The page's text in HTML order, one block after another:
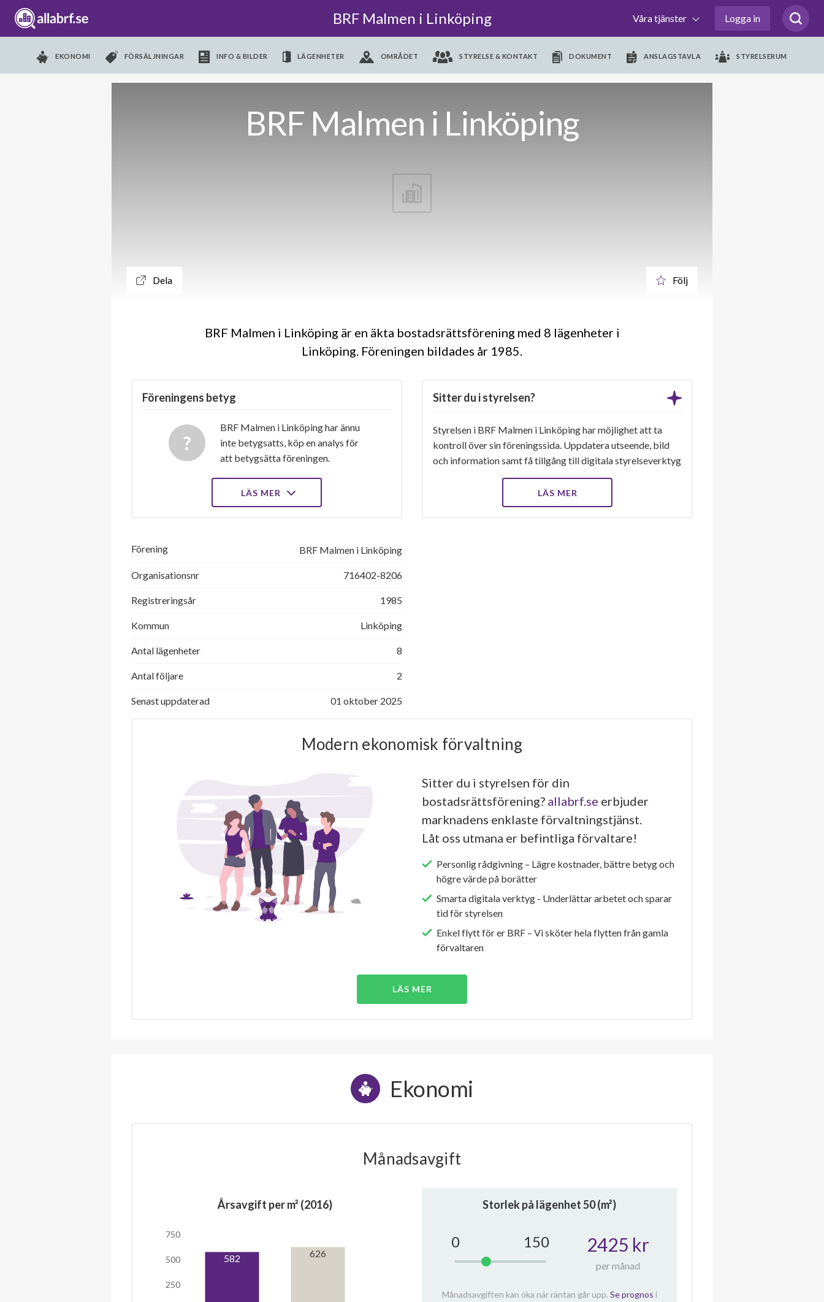
BRF Malmen i Linköping Våra tjänster Logga in
EKONOMI FÖRSÄLJNINGAR INFO & BILDER LÄGENHETER OMRÅDET STYRELSE & KONTAKT DOKUMENT ANSLAGSTAVLA STYRELSERUM
BRF Malmen i Linköping
Dela Följ
BRF Malmen i Linköping är en äkta bostadsrättsförening med 8 lägenheter i
Linköping. Föreningen bildades år 1985
Föreningens betyg
BRF Malmen i Linköping har ännu
inte betygsatts, köp en analys för
att betygsätta föreningen.
LÄS MER
Sitter du i styrelsen?
Styrelsen i BRF Malmen i Linköping har möjlighet att ta
kontroll över sin föreningssida. Uppdatera utseende, bild
och information samt få tillgång till digitala styrelseverktyg
LÄS MER
Förening BRF Malmen i Linköping
Organisationsnr 716402-8206
Registreringsår 1985
Kommun Linköping
Antal lägenheter 8
Antal följare 2
Senast uppdaterad 01 oktober 2025
Modern ekonomisk förvaltning
Sitter du i styrelsen för din
bostadsrättsförening? allabrf.se erbjuder
marknadens enklaste förvaltningstjänst.
Låt oss utmana er befintliga förvaltare!
Personlig rådgivning – Lägre kostnader, bättre betyg och
högre värde på borätter
Smarta digitala verktyg - Underlättar arbetet och sparar
tid för styrelsen
Enkel flytt för er BRF – Vi sköter hela flytten från gamla
förvaltaren
LÄS MER
Ekonomi
Månadsavgift
Årsavgift per m² (2016)
250
500
750
582 626
Storlek på lägenhet50(m²)
0 150 2425 kr
per månad
Månadsavgiften kan öka när räntan går upp. Se prognos i